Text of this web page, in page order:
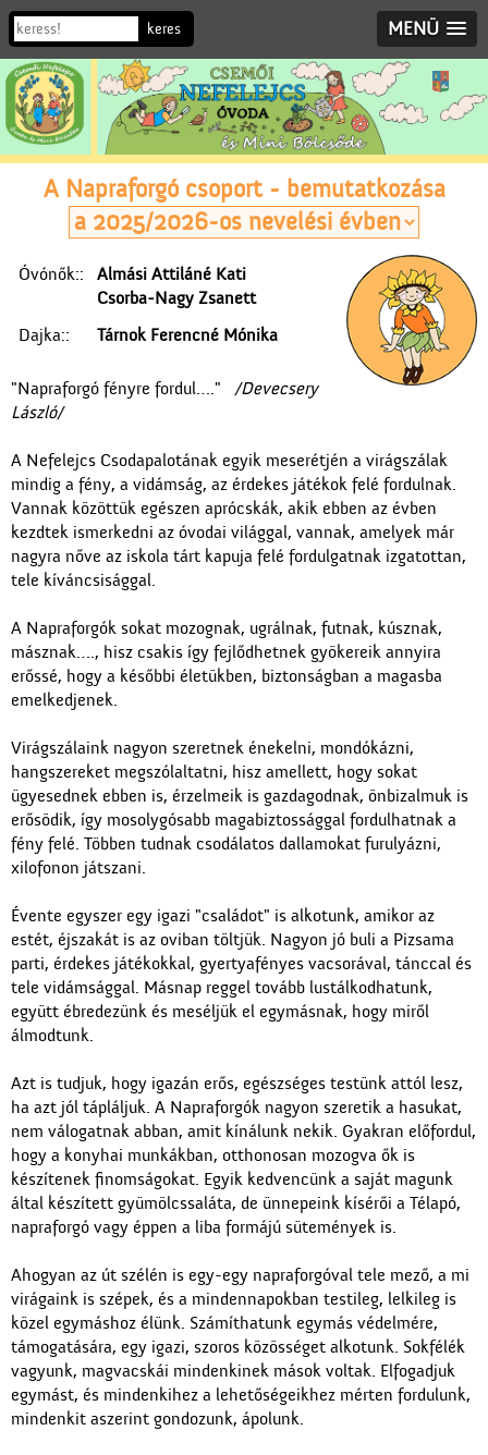
MENÜ
A Napraforgó csoport - bemutatkozása
Óvónők::
Almási Attiláné Kati
Csorba-Nagy Zsanett
Dajka::
Tárnok Ferencné Mónika
"Napraforgó fényre fordul…."
/Devecsery
László/
A Nefelejcs Csodapalotának egyik meserétjén a virágszálak
mindig a fény, a vidámság, az érdekes játékok felé fordulnak.
Vannak közöttük egészen aprócskák, akik ebben az évben
kezdtek ismerkedni az óvodai világgal, vannak, amelyek már
nagyra nőve az iskola tárt kapuja felé fordulgatnak izgatottan,
tele kíváncsisággal.
A Napraforgók sokat mozognak, ugrálnak, futnak, kúsznak,
másznak…., hisz csakis így fejlődhetnek gyökereik annyira
erőssé, hogy a későbbi életükben, biztonságban a magasba
emelkedjenek.
Virágszálaink nagyon szeretnek énekelni, mondókázni,
hangszereket megszólaltatni, hisz amellett, hogy sokat
ügyesednek ebben is, érzelmeik is gazdagodnak, önbizalmuk is
erősödik, így mosolygósabb magabiztossággal fordulhatnak a
fény felé. Többen tudnak csodálatos dallamokat furulyázni,
xilofonon játszani.
Évente egyszer egy igazi "családot" is alkotunk, amikor az
estét, éjszakát is az oviban töltjük. Nagyon jó buli a Pizsama
parti, érdekes játékokkal, gyertyafényes vacsorával, tánccal és
tele vidámsággal. Másnap reggel tovább lustálkodhatunk,
együtt ébredezünk és meséljük el egymásnak, hogy miről
álmodtunk.
Azt is tudjuk, hogy igazán erős, egészséges testünk attól lesz,
ha azt jól tápláljuk. A Napraforgók nagyon szeretik a hasukat,
nem válogatnak abban, amit kínálunk nekik. Gyakran előfordul,
hogy a konyhai munkákban, otthonosan mozogva ők is
készítenek finomságokat. Egyik kedvencünk a saját magunk
által készített gyümölcssaláta, de ünnepeink kísérői a Télapó,
napraforgó vagy éppen a liba formájú sütemények is.
Ahogyan az út szélén is egy-egy napraforgóval tele mező, a mi
virágaink is szépek, és a mindennapokban testileg, lelkileg is
közel egymáshoz élünk. Számíthatunk egymás védelmére,
támogatására, egy igazi, szoros közösséget alkotunk. Sokfélék
vagyunk, magvacskái mindenkinek mások voltak. Elfogadjuk
egymást, és mindenkihez a lehetőségeikhez mérten fordulunk,
mindenkit aszerint gondozunk, ápolunk.